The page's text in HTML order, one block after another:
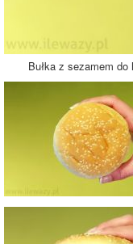
Bułka z sezamem